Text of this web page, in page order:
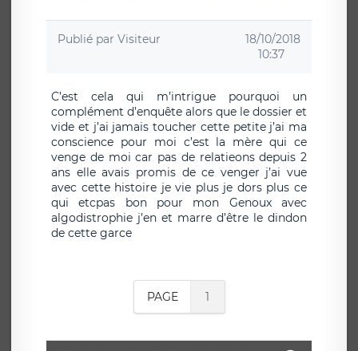
Publié par Visiteur
18/10/2018
10:37
C’est cela qui m’intrigue pourquoi un
complément d’enquête alors que le dossier et
vide et j’ai jamais toucher cette petite j’ai ma
conscience pour moi c’est la mère qui ce
venge de moi car pas de relatieons depuis 2
ans elle avais promis de ce venger j’ai vue
avec cette histoire je vie plus je dors plus ce
qui etcpas bon pour mon Genoux avec
algodistrophie j’en et marre d’être le dindon
de cette garce
PAGE 1